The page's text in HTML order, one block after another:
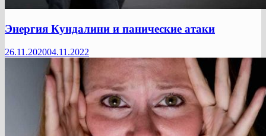
Энергия Кундалини и панические атаки
26.11.202004.11.2022